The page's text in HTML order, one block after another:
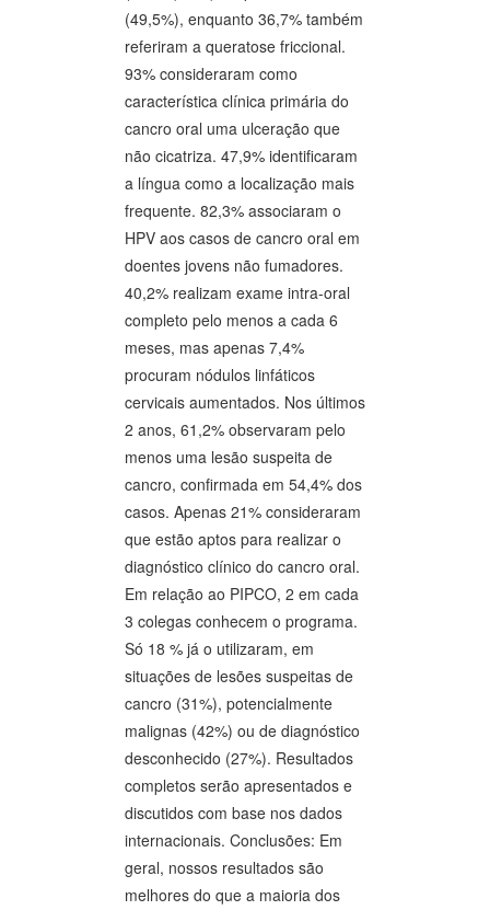
(49,5%), enquanto 36,7% também
referiram a queratose friccional.
93% consideraram como
característica clínica primária do
cancro oral uma ulceração que
não cicatriza. 47,9% identificaram
a língua como a localização mais
frequente. 82,3% associaram o
HPV aos casos de cancro oral em
doentes jovens não fumadores.
40,2% realizam exame intra-oral
completo pelo menos a cada 6
meses, mas apenas 7,4%
procuram nódulos linfáticos
cervicais aumentados. Nos últimos
2 anos, 61,2% observaram pelo
menos uma lesão suspeita de
cancro, confirmada em 54,4% dos
casos. Apenas 21% consideraram
que estão aptos para realizar o
diagnóstico clínico do cancro oral.
Em relação ao PIPCO, 2 em cada
3 colegas conhecem o programa.
Só 18 % já o utilizaram, em
situações de lesões suspeitas de
cancro (31%), potencialmente
malignas (42%) ou de diagnóstico
desconhecido (27%). Resultados
completos serão apresentados e
discutidos com base nos dados
internacionais. Conclusões: Em
geral, nossos resultados são
melhores do que a maioria dos